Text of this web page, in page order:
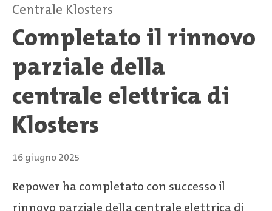
Centrale Klosters
Completato il rinnovo
parziale della
centrale elettrica di
Klosters
16 giugno 2025
Repower ha completato con successo il
rinnovo parziale della centrale elettrica di